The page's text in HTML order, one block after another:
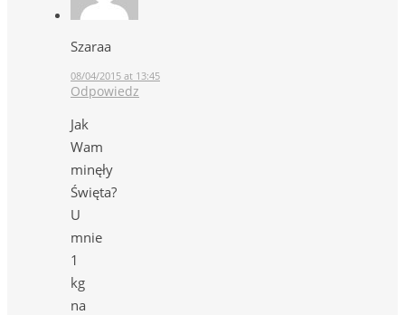
Szaraa
08/04/2015 at 13:45
Odpowiedz
Jak
Wam
minęły
Święta?
U
mnie
1
kg
na